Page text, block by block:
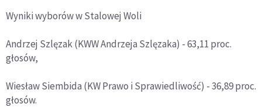
Wyniki wyborów w Stalowej Woli
Andrzej Szlęzak (KWW Andrzeja Szlęzaka) - 63,11 proc.
głosów,
Wiesław Siembida (KW Prawo i Sprawiedliwość) - 36,89 proc.
głosów.